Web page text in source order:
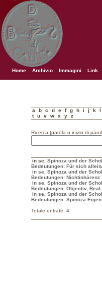
Home Archivio Immagini Link
a b c d e f g h i j k l
t
u v w x y z
Ricerca (parola o inizio di
in se Spinoza und der
Bedeutungen: Für sich allein
in se, Spinoza und der
Bedeutungen: Nichtinhärenz
in se, Spinoza und der
Bedeutungen: Objectiv, Real
in se, Spinoza und der
Bedeutungen: Spinoza
Totale entrate: 4